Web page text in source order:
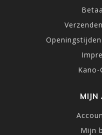
MIJN
Mijn